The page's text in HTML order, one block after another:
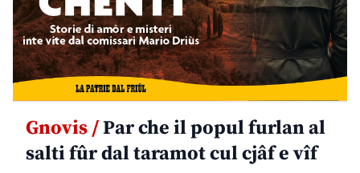
Gnovis /Par che il popul furlan al
salti fûr dal taramot cul cjâf e vîf